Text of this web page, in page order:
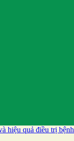
hiệu quả điều trị